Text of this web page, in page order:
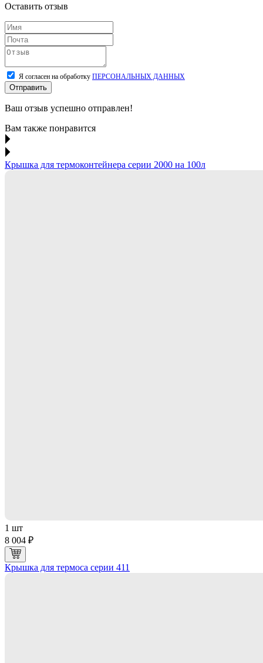
Оставить отзыв
Я согласен на обработку ПЕРСОНАЛЬНЫХ ДАННЫХ
Отправить
Ваш отзыв успешно отправлен!
Вам также понравится
Крышка для термоконтейнера серии 2000 на 100л
1 шт
8 004 ₽
Крышка для термоса серии 411